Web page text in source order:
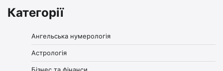
Категорії
Ангельська нумерологія
Астрологія
Бізнес та фінанси